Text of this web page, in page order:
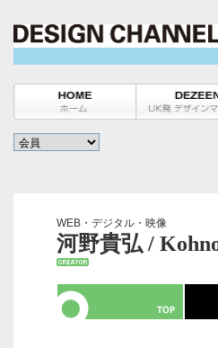
WEB・デジタル・映像
河野貴弘 /